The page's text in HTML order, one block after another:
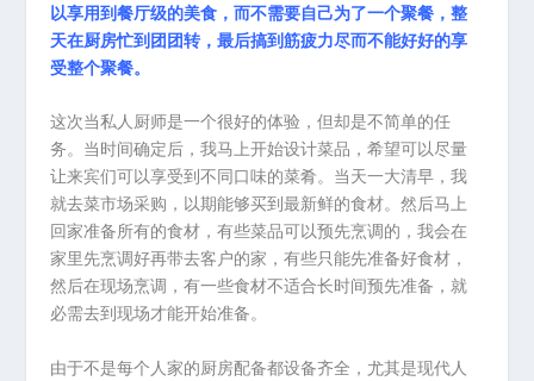
以享用到餐厅级的美食，而不需要自己为了一个聚餐，整
天在厨房忙到团团转，最后搞到筋疲力尽而不能好好的享
受整个聚餐。
这次当私人厨师是一个很好的体验，但却是不简单的任
务。当时间确定后，我马上开始设计菜品，希望可以尽量
让来宾们可以享受到不同口味的菜肴。当天一大清早，我
就去菜市场采购，以期能够买到最新鲜的食材。然后马上
回家准备所有的食材，有些菜品可以预先烹调的，我会在
家里先烹调好再带去客户的家，有些只能先准备好食材，
然后在现场烹调，有一些食材不适合长时间预先准备，就
必需去到现场才能开始准备。
由于不是每个人家的厨房配备都设备齐全，尤其是现代人